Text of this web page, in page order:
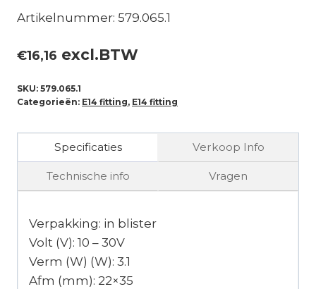
Artikelnummer: 579.065.1
€16,16 excl.BTW
SKU: 579.065.1
Categorieën: E14 fitting, E14 fitting
Specificaties Verkoop Info
Technische info Vragen
Verpakking: in blister
Volt (V): 10 – 30V
Verm (W) (W): 3.1
Afm (mm): 22×35